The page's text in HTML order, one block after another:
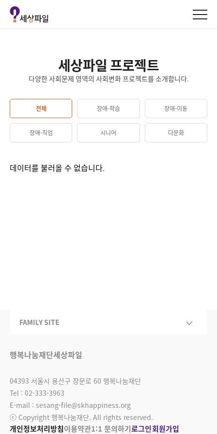
세
상
세상파일 프로젝트
다양한 사회문제 영역의 사회변화 프로젝트를 소개합니다.
전체 장애-학습 장애-이동
장애-직업 시니어 다문화
데이터를 불러올 수 없습니다.
FAMILY SITE
행복나눔재단세상파일
04393 서울시 용산구 장문로 60 행복나눔재단
Tel : 02-333-3963
E-mail : sesang-file@skhappiness.org
ⓒ Copyright 행복나눔재단. All rights reserved.
개인정보처리방침이용약관1:1 문의하기로그인회원가입